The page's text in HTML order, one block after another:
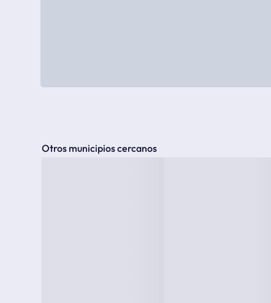
Otros municipios cercanos